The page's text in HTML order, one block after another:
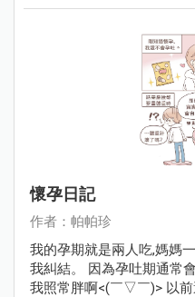
懷孕日記
作者：帕帕珍
我的孕期就是兩人吃,媽媽
我糾結。 因為孕吐期通常
我照常胖啊<(￣▽￣)> 以前